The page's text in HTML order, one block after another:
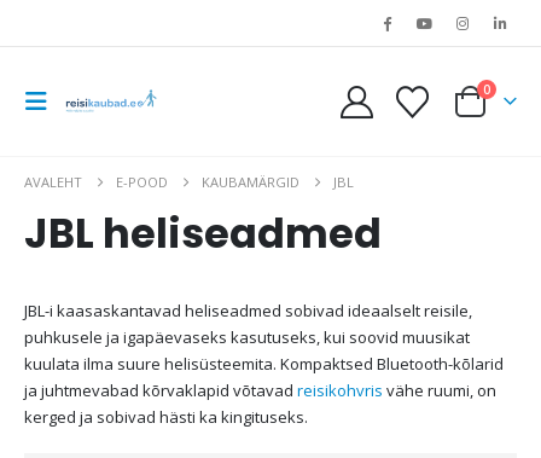
0
AVALEHT E-POOD KAUBAMÄRGID JBL
JBL heliseadmed
JBL-i kaasaskantavad heliseadmed sobivad ideaalselt reisile,
puhkusele ja igapäevaseks kasutuseks, kui soovid muusikat
kuulata ilma suure helisüsteemita. Kompaktsed Bluetooth-kõlarid
ja juhtmevabad kõrvaklapid võtavad reisikohvris vähe ruumi, on
kerged ja sobivad hästi ka kingituseks.